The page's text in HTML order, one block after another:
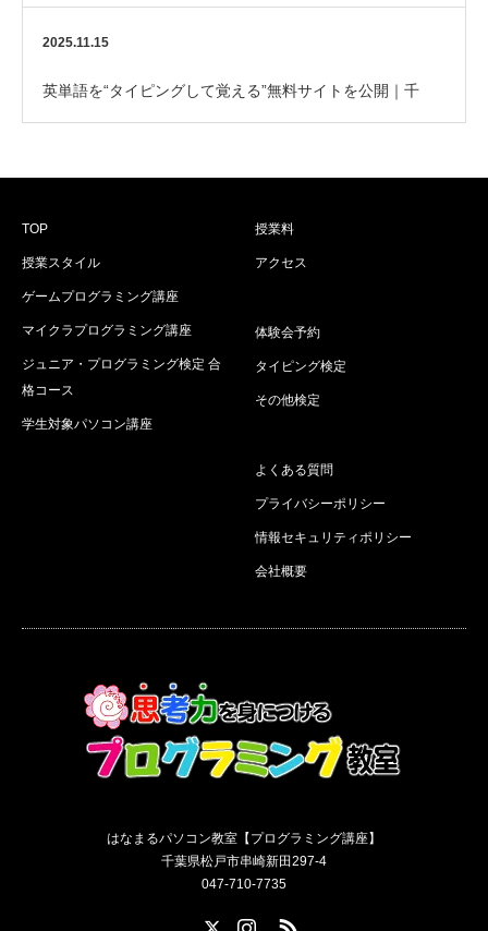
日本タイピング協会公認の学習ツール
2025.11.15
英単語を“タイピングして覚える”無料サイトを公開｜千
TOP
授業スタイル
ゲームプログラミング講座
マイクラプログラミング講座
ジュニア・プログラミング検定 合
格コース
学生対象パソコン講座
授業料
アクセス
体験会予約
タイピング検定
その他検定
よくある質問
プライバシーポリシー
情報セキュリティポリシー
会社概要
はなまるパソコン教室【プログラミング講座】
千葉県松戸市串崎新田297-4
047-710-7735